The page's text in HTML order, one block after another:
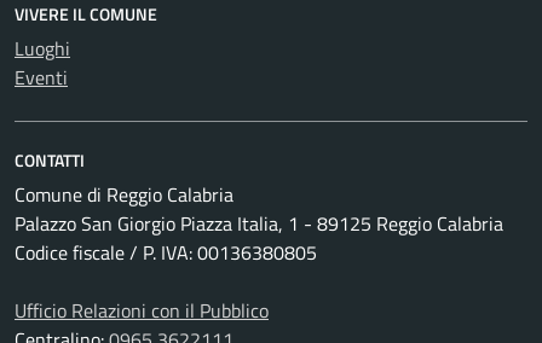
VIVERE IL COMUNE
Luoghi
Eventi
CONTATTI
Comune di Reggio Calabria
Palazzo San Giorgio Piazza Italia, 1 - 89125 Reggio Calabria
Codice fiscale / P. IVA: 00136380805
Ufficio Relazioni con il Pubblico